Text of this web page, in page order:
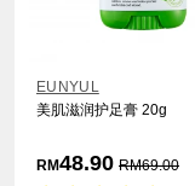
EUNYUL
美肌滋润护足膏 20g
RM48.90 RM69.00